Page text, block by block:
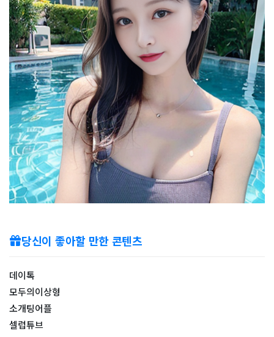
당신이 좋아할 만한 콘텐츠
데이톡
모두의이상형
소개팅어플
셀럽튜브